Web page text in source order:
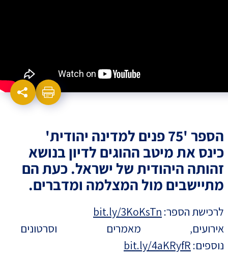
הספר '75 פנים למדינה יהודית'
כינס את מיטב ההוגים לדיון בנושא
זהותה היהודית של ישראל. כעת הם
מתיישבים מול המצלמה ומדברים.
לרכישת הספר: bit.ly/3KoKsTn
אירועים, מאמרים וסרטונים
נוספים: bit.ly/4aKRyfR